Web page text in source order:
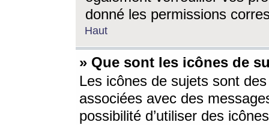
donné les permissions
Haut
» Que sont les icônes de
Les icônes de sujets sont
associées avec des
possibilité d’utiliser des